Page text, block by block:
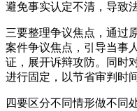
避免事实认定不清，导致
三要整理争议焦点，通过
案件争议焦点，引导当事
证，展开诉辩攻防。同时
进行固定，以节省审判时
四要区分不同情形做不同